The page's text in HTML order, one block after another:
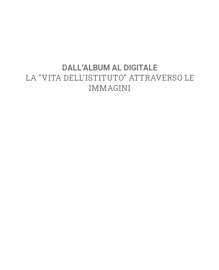
DALL'ALBUM AL DIGITALE
LA "VITA DELL'ISTITUTO" ATTRAVERSO LE
IMMAGINI